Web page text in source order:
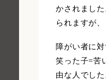
かされまし
られますが
障がい者に
笑った子=苦
由な人でし